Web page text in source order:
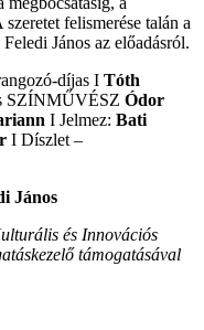
felismerése talán a
János az előadásról.
díjas I Tóth
SZÍNMŰVÉSZ Ódor
I Jelmez: Bati
I Díszlet –
János
és Innovációs
támogatásával